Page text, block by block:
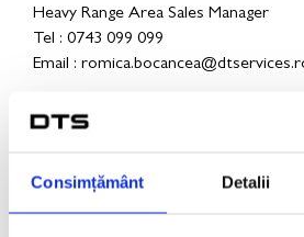
Consimțământ Detalii
Heavy Range Area Sales Manager
Tel : 0743 099 099
Email :
Claudiu Tarboiu
Email:claudiu.tarboiu@dtservices.ro